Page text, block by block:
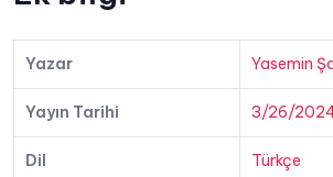
Yazar Yasemin
Yayın Tarihi 3/26/
Dil Türkçe